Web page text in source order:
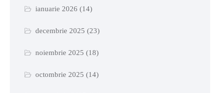
ianuarie 2026 (14)
decembrie 2025 (23)
noiembrie 2025 (18)
octombrie 2025 (14)